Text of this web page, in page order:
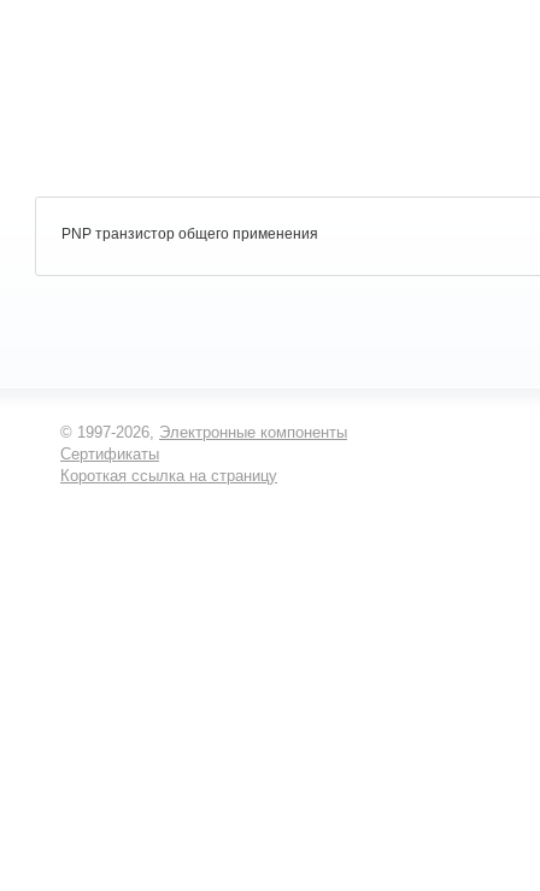
PNP транзистор общего применения
© 1997-2026, Электронные компоненты
Сертификаты
Короткая ссылка на страницу